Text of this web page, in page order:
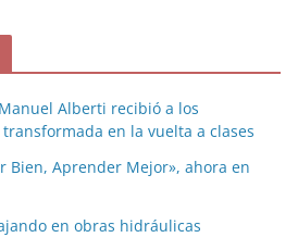
Alberti recibió a los
en la vuelta a clases
Bien, Aprender Mejor», ahora en
en obras hidráulicas